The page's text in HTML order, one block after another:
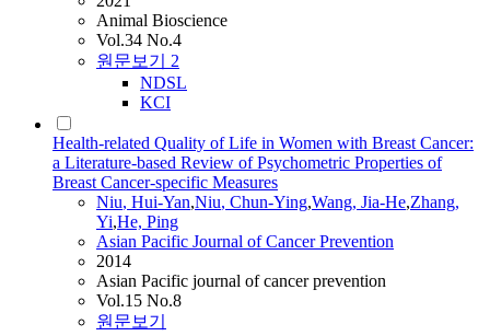
Animal Bioscience
Vol.34 No.4
원문보기 2
NDSL
KCI
Health-related Quality of Life in Women with Breast Cancer:
a Literature-based Review of Psychometric Properties of
Breast Cancer-specific Measures
Niu, Hui-Yan,Niu, Chun-Ying,Wang, Jia-He,Zhang,
Yi,He, Ping
Asian Pacific Journal of Cancer Prevention
2014
Asian Pacific journal of cancer prevention
Vol.15 No.8
원문보기